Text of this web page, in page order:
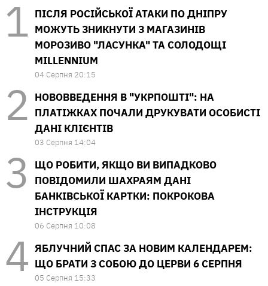
ПІСЛЯ РОСІЙСЬКОЇ АТАКИ ПО ДНІПРУ
МОЖУТЬ ЗНИКНУТИ З МАГАЗИНІВ
МОРОЗИВО "ЛАСУНКА" ТА СОЛОДОЩІ
MILLENNIUM
04 Серпня 20:15
НОВОВВЕДЕННЯ В "УКРПОШТІ": НА
ПЛАТІЖКАХ ПОЧАЛИ ДРУКУВАТИ ОСОБИСТІ
ДАНІ КЛІЄНТІВ
03 Серпня 14:04
ЩО РОБИТИ, ЯКЩО ВИ ВИПАДКОВО
ПОВІДОМИЛИ ШАХРАЯМ ДАНІ
БАНКІВСЬКОЇ КАРТКИ: ПОКРОКОВА
ІНСТРУКЦІЯ
06 Серпня 10:08
ЯБЛУЧНИЙ СПАС ЗА НОВИМ КАЛЕНДАРЕМ:
ЩО БРАТИ З СОБОЮ ДО ЦЕРВИ 6 СЕРПНЯ
05 Серпня 15:33